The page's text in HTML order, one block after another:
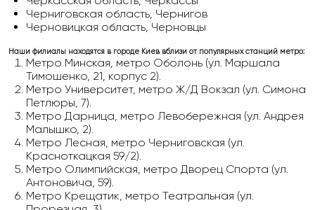
Черниговская область, Чернигов
Черновицкая область, Черновцы
Наши филиалы находятся в городе Киев вблизи от популярных станций метро:
Метро Минская, метро Оболонь (ул. Маршала
Тимошенко, 21, корпус 2).
Метро Университет, метро Ж/Д Вокзал (ул. Симона
Петлюры, 7).
Метро Дарница, метро Левобережная (ул. Андрея
Малышко, 2).
Метро Лесная, метро Черниговская (ул.
Красноткацкая 59/2).
Метро Олимпийская, метро Дворец Спорта (ул.
Антоновича, 59).
Метро Крещатик, метро Театральная (ул.